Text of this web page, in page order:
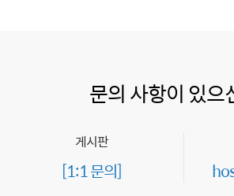
문의 사항이 있으
게시판
[1:1 문의]